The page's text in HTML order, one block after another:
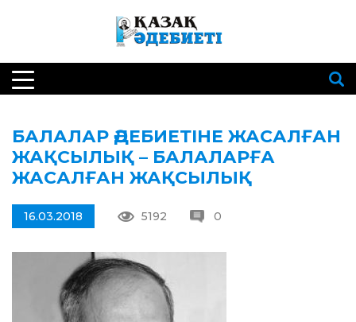
БАЛАЛАР ӘДЕБИЕТІНЕ ЖАСАЛҒАН
ЖАҚСЫЛЫҚ – БАЛАЛАРҒА
ЖАСАЛҒАН ЖАҚСЫЛЫҚ
16.03.2018 5192 0